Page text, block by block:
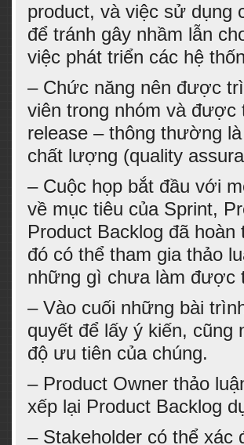
product, và việc sử dụng
để tránh gây nhầm lẫn
việc phát triển các hệ
– Chức năng nên được
viên trong nhóm và
release – thông thường
chất lượng (quality
– Cuộc họp bắt đầu với
về mục tiêu của Sprint,
Product Backlog đã
đó có thể tham gia thảo
những gì chưa làm được
– Vào cuối những bài
quyết để lấy ý kiến, cũng
độ ưu tiên của chúng.
– Product Owner thảo
xếp lại Product Backlog
– Stakeholder có thể xác